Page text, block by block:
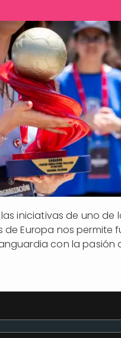
iniciativas de uno de
de Europa nos permite
con la pasión